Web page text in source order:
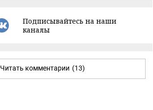
Подписывайтесь на наши
каналы
Читать комментарии (13)